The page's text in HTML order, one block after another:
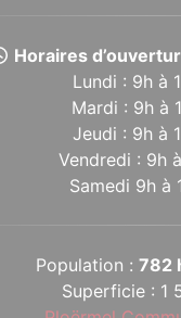
Horaires
Lundi : 9h à
Mardi : 9h à
Jeudi : 9h à
Vendredi : 9h
Samedi 9h à
Population :782
Superficie : 1